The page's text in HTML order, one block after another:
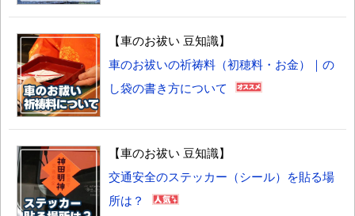
【車のお祓い 豆知識】
車のお祓いの祈祷料（初穂料・お金）｜の
し袋の書き方について
【車のお祓い 豆知識】
交通安全のステッカー（シール）を貼る場
所は？